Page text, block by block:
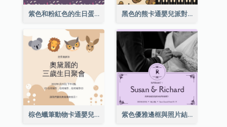
紫色和粉紅色的生日蛋糕插圖聚會請柬 黑色的熊卡通嬰兒派對請柬
棕色蠟筆動物卡通嬰兒生日邀請 紫色優雅邊框與照片結婚請柬